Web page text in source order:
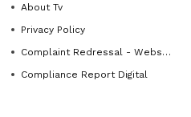
About Tv
Privacy Policy
Complaint Redressal - Website
Compliance Report Digital